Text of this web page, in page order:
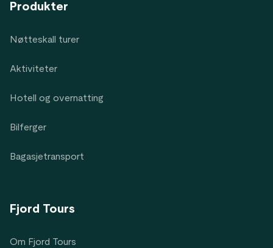
Produkter
Nøtteskall turer
Aktiviteter
Hotell og overnatting
Bilferger
Bagasjetransport
Fjord Tours
Om Fjord Tours